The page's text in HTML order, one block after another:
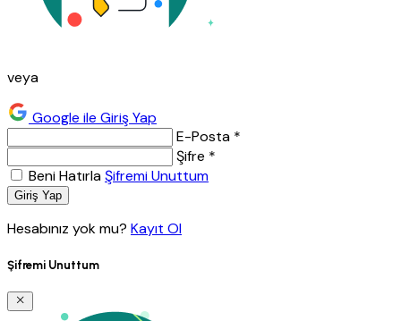
veya
Google ile Giriş Yap
E-Posta *
Şifre *
Beni HatırlaŞifremi Unuttum
Giriş Yap
Hesabınız yok mu? Kayıt Ol
Şifremi Unuttum